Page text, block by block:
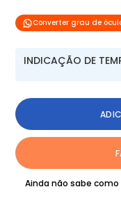
Converter grau de
INDICAÇÃO DE
Ainda não sabe